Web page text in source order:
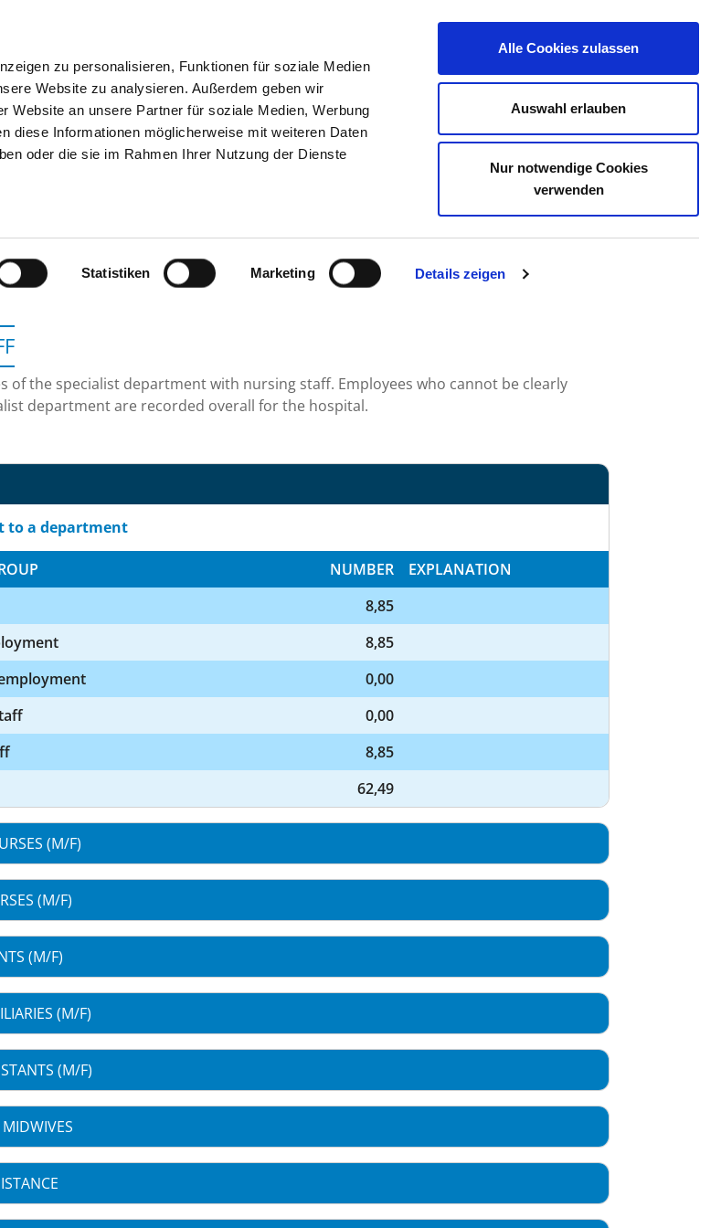
zu personalisieren, Funktionen für soziale Medien
Website zu analysieren. Außerdem geben wir
Website an unsere Partner für soziale Medien, Werbung
diese Informationen möglicherweise mit weiteren Daten
oder die sie im Rahmen Ihrer Nutzung der Dienste
Statistiken Marketing Details zeigen
Alle Cookies zulassen
Auswahl erlauben
Nur notwendige Cookies
verwenden
SEARCH TIPS & HELP THE GHD CONTACT YOUR OPINION
KRANKENHAUS LUDWIGSFELDE TELTOW
of the specialist department with nursing staff. Employees who cannot be clearly
department are recorded overall for the hospital.
to a department
NUMBER
EXPLANATION
8,85
8,85
0,00
0,00
8,85
62,49
(M/F)
(M/F)
(M/F)
(M/F)
(M/F)